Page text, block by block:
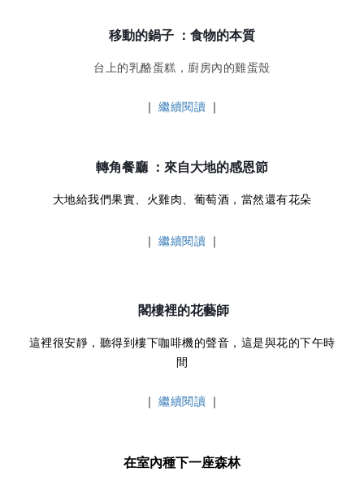
移動的鍋子 ：食物的本質
台上的乳酪蛋糕，廚房內的雞蛋殼
｜ 繼續閱讀 ｜
轉角餐廳 ：來自大地的感恩節
大地給我們果實、火雞肉、葡萄酒，當然還有花朵
｜ 繼續閱讀 ｜
閣樓裡的花藝師
這裡很安靜，聽得到樓下咖啡機的聲音， 這是與花的下午時
間
｜ 繼續閱讀 ｜
在室內種下一座森林